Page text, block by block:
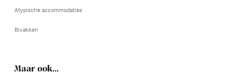
Atypische accommodaties
Bivakken
Maar ook…